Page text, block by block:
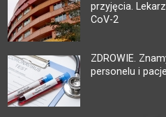
przyjęcia.
CoV-2
ZDROWIE.
personelu i